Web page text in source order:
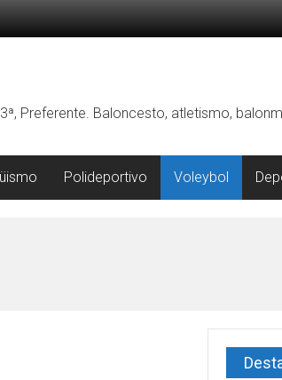
Preferente. Baloncesto, atletismo,
Polideportivo Voleybol